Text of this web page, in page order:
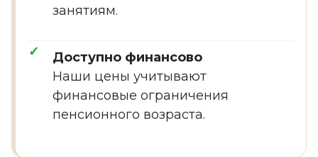
занятиям.
Доступно финансово
Наши цены учитывают
финансовые ограничения
пенсионного возраста.